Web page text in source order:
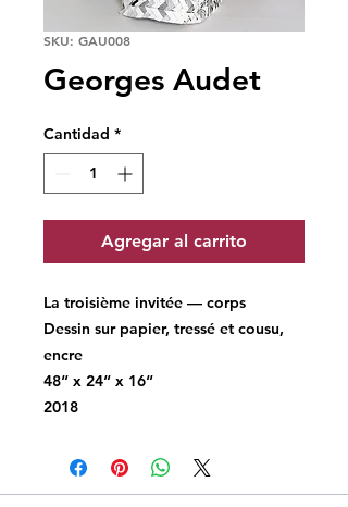
SKU: GAU008
Georges Audet
Cantidad *
Agregar al carrito
La troisième invitée — corps
Dessin sur papier, tressé et cousu,
encre
48“ x 24“ x 16“
2018